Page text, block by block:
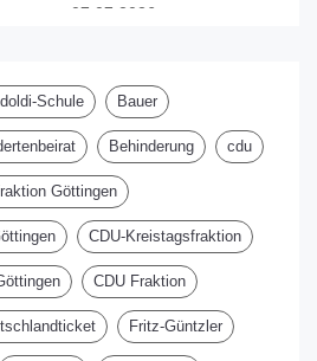
07.07.2026
über Zukunft der beruflichen
OBS Hattorf - Vier
Unterrichtsräume seit zwei
Jahren gesperrt – CDU
fordert Aufklärung zu
Kosten, Verzögerungen
und Verantwortung der
Kreisverwaltung
02.06.2026
Schule Bauer
Behinderung cdu
Göttingen
CDU-Kreistagsfraktion
CDU Fraktion
Fritz-Güntzler